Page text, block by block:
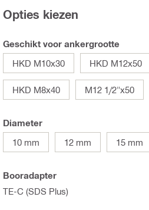
Opties kiezen
Geschikt voor ankergrootte
HKD M10x30
HKD M12x50
HKD M8x40 M12 1/2"x50
Diameter
10 mm
12 mm 15 mm
Booradapter
TE-C (SDS Plus)